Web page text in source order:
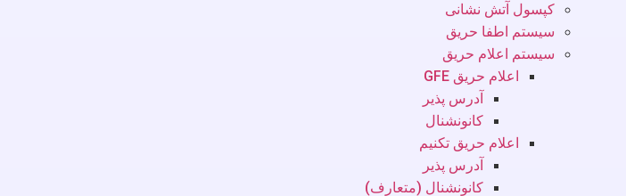
کپسول آتش نشانی
سیستم اطفا حریق
سیستم اعلام حریق
اعلام حریق GFE
آدرس پذیر
کانونشنال
اعلام حریق تکنیم
آدرس پذیر
کانونشنال (متعارف)